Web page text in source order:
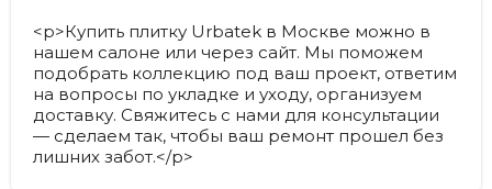
<p>Купить плитку Urbatek в Москве можно в
нашем салоне или через сайт. Мы поможем
подобрать коллекцию под ваш проект, ответим
на вопросы по укладке и уходу, организуем
доставку. Свяжитесь с нами для консультации
— сделаем так, чтобы ваш ремонт прошел без
лишних забот.</p>